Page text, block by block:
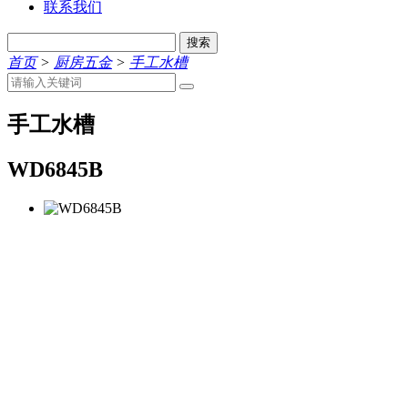
联系我们
搜索
首页> 厨房五金> 手工水槽
手工水槽
WD6845B